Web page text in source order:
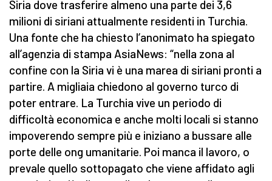
Siria dove trasferire almeno una parte dei 3,6
milioni di siriani attualmente residenti in Turchia.
Una fonte che ha chiesto l’anonimato ha spiegato
all’agenzia di stampa AsiaNews: “nella zona al
confine con la Siria vi è una marea di siriani pronti a
partire. A migliaia chiedono al governo turco di
poter entrare. La Turchia vive un periodo di
difficoltà economica e anche molti locali si stanno
impoverendo sempre più e iniziano a bussare alle
porte delle ong umanitarie. Poi manca il lavoro, o
prevale quello sottopagato che viene affidato agli